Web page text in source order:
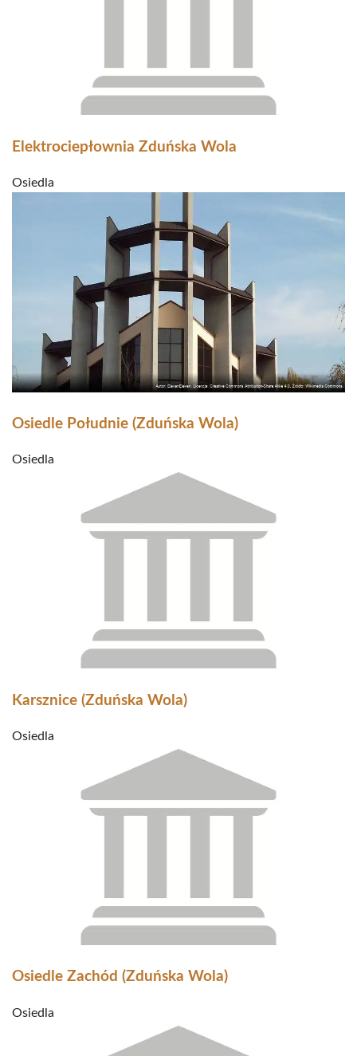
Elektrociepłownia Zduńska Wola
Osiedla
Osiedle Południe (Zduńska Wola)
Osiedla
Karsznice (Zduńska Wola)
Osiedla
Osiedle Zachód (Zduńska Wola)
Osiedla